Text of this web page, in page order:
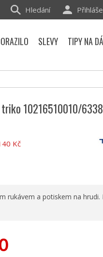
10216510010/6338
Kč
rukávem a potiskem na hrudi.
Hledání
SLEVY TIPY NA